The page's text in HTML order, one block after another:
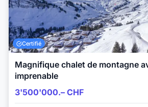
Certifié
Magnifique chalet de montagne
imprenable
3'500'000.– CHF